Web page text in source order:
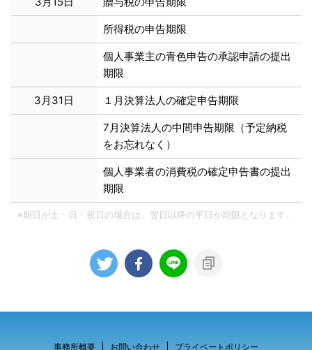
所得税の申告期限
個人事業主の青色申告の承認申請の提出
期限
3月31日 １月決算法人の確定申告期限
7月決算法人の中間申告期限（予定納税
をお忘れなく）
個人事業者の消費税の確定申告書の提出
期限
※期日が土・日・祝日の場合は、翌日以降の平日が期限となります。
事務所概要 お問い合わせ プライベートポリシー